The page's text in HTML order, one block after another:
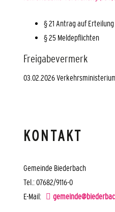
§ 21 Antrag auf Erteilung
§ 25 Meldepflichten
Freigabevermerk
03.02.2026
KONTAKT
Gemeinde Biederbach
Tel.: 07682/9116-0
E-Mail: